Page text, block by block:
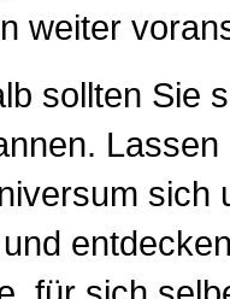
weiter
sollten Sie
sich